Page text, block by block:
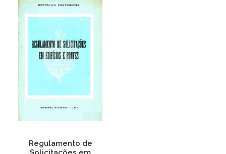
Regulamento de